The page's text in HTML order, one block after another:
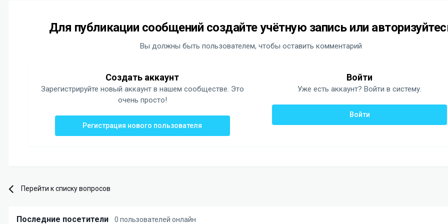
Для публикации сообщений создайте учётную запись или
Вы должны быть пользователем, чтобы оставить комментарий
Создать аккаунт
Зарегистрируйте новый аккаунт в нашем сообществе. Это
очень просто!
Регистрация нового пользователя
Войти
Уже есть аккаунт? Войти в систему.
Войти
Перейти к списку вопросов
Последние посетители 0 пользователей онлайн